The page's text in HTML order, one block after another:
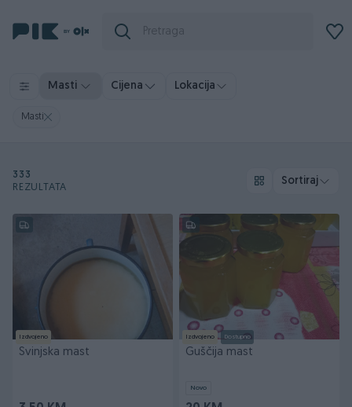
Masti Cijena Lokacija
Masti
333
REZULTATA
Sortiraj
Izdvojeno
Svinjska mast
Izdvojeno Dostupno
Guščija mast
Novo